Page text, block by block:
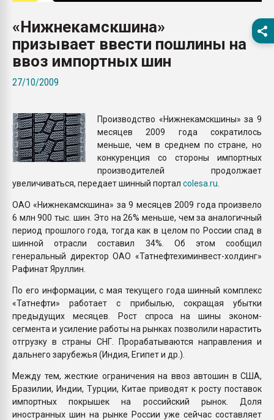
28.07.2026
ситуацией на
«Нижнекамскшина»
призывает ввести пошлины на
ввоз импортных шин
27/10/2009
Производство «Нижнекамскшины» за 9
месяцев 2009 года сократилось
меньше, чем в среднем по стране, но
конкуренция со стороны импортных
производителей продолжает
увеличиваться, передает шинный портал colesa.ru
ОАО «Нижнекамскшина» за 9 месяцев 2009 года произвело
6 млн 900 тыс. шин. Это на 26% меньше, чем за аналогичный
период прошлого года, тогда как в целом по России спад в
шинной отрасли составил 34%. Об этом сообщил
генеральный директор ОАО «Татнефтехиминвест-холдинг»
Рафинат Яруллин.
По его информации, с мая текущего года шинный комплекс
«Татнефти» работает с прибылью, сокращая убытки
предыдущих месяцев. Рост спроса на шины эконом-
сегмента и усиление работы на рынках позволили нарастить
отгрузку в страны СНГ. Прорабатываются направления и
дальнего зарубежья (Индия, Египет и др.).
Между тем, жесткие ограничения на ввоз автошин в США,
Бразилии, Индии, Турции, Китае приводят к росту поставок
импортных покрышек на российский рынок. Доля
иностранных шин на рынке России уже сейчас составляет